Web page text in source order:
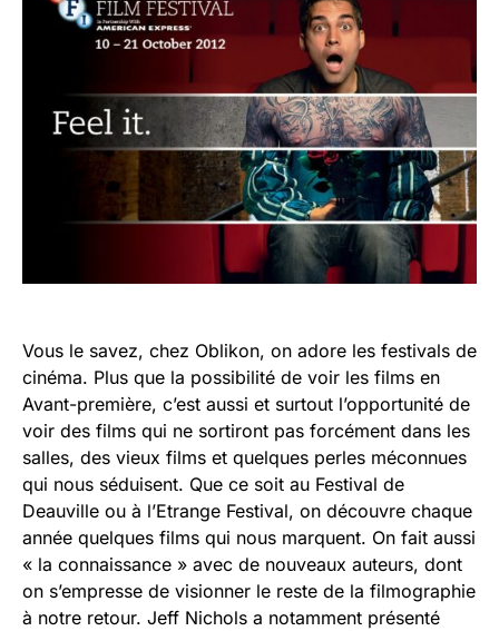
Vous le savez, chez Oblikon, on adore les festivals de
cinéma. Plus que la possibilité de voir les films en
Avant-première, c’est aussi et surtout l’opportunité de
voir des films qui ne sortiront pas forcément dans les
salles, des vieux films et quelques perles méconnues
qui nous séduisent. Que ce soit au Festival de
Deauville ou à l’Etrange Festival, on découvre chaque
année quelques films qui nous marquent. On fait aussi
« la connaissance » avec de nouveaux auteurs, dont
on s’empresse de visionner le reste de la filmographie
à notre retour. Jeff Nichols a notamment présenté